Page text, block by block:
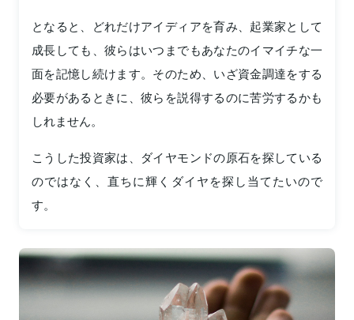
となると、どれだけアイディアを育み、起業家として
成長しても、彼らはいつまでもあなたのイマイチな一
面を記憶し続けます。そのため、いざ資金調達をする
必要があるときに、彼らを説得するのに苦労するかも
しれません。
こうした投資家は、ダイヤモンドの原石を探している
のではなく、直ちに輝くダイヤを探し当てたいので
す。